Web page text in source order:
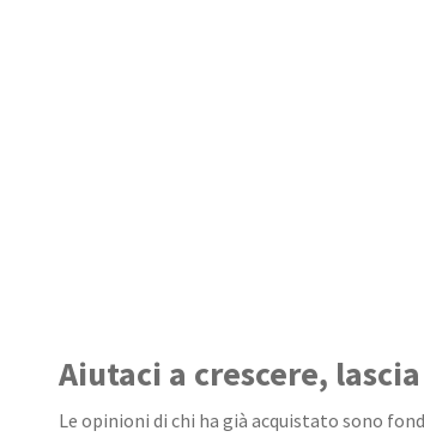
Aiutaci a crescere,
Le opinioni di chi ha già acquistato sono